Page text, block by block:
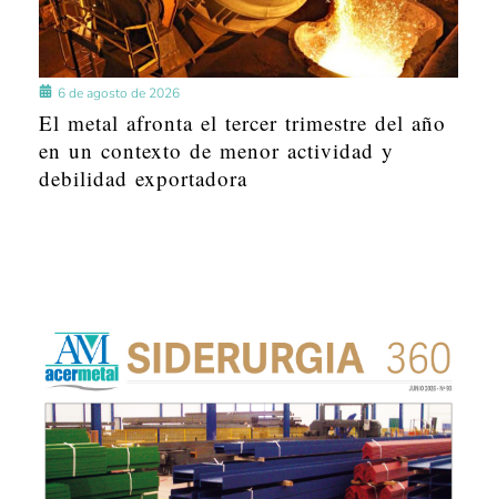
6 de agosto de 2026
El metal afronta el tercer trimestre del año
en un contexto de menor actividad y
debilidad exportadora